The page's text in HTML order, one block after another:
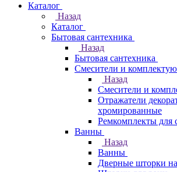
Каталог
Назад
Каталог
Бытовая сантехника
Назад
Бытовая сантехника
Смесители и
Назад
Смесители и
Отражатели
хромированные
Ремкомплекты для
Ванны
Назад
Ванны
Дверные шторки